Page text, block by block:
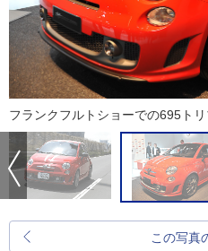
フランクフルトショーでの695ト
この写真